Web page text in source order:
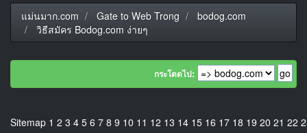
แม่นมาก.com Gate to Web Trong
bodog.com
วิธีสมัคร Bodog.com ง่ายๆ
กระโดดไป:
Sitemap 1 2 3 4 5 6 7 8 9 10 11 12 13 14 15 16 17 18 19 20 21 22